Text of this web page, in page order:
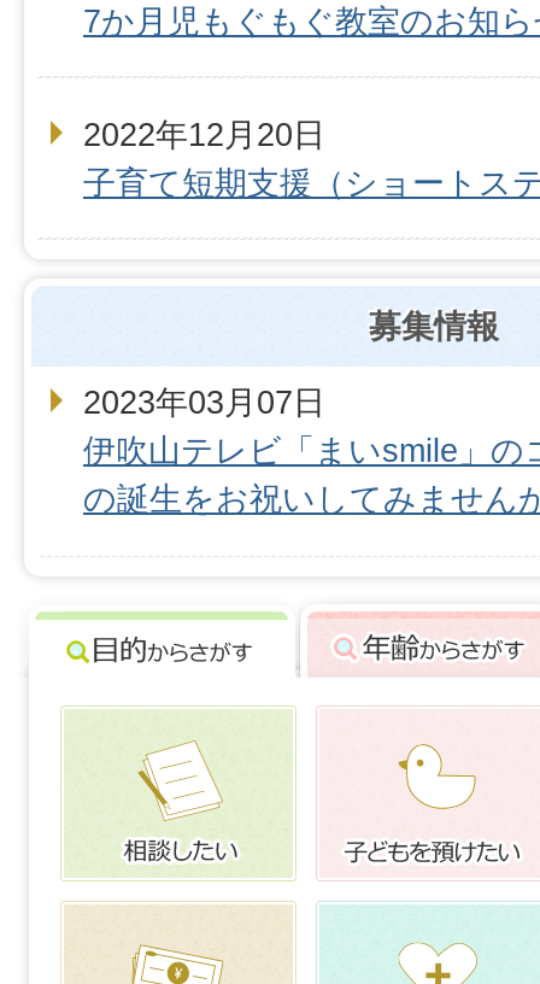
7か月児もぐもぐ教室のお知
2022年12月20日
子育て短期支援（ショートス
募集情報
2023年03月07日
伊吹山テレビ「まいsmile」の
の誕生をお祝いしてみません